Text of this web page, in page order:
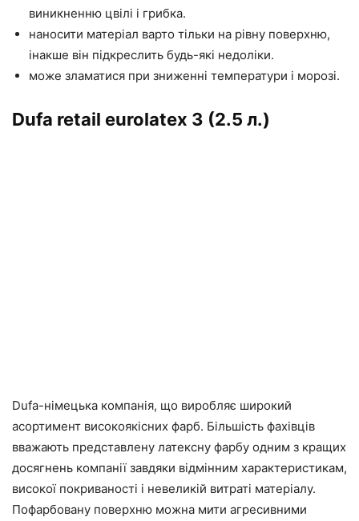
виникненню цвілі і грибка.
наносити матеріал варто тільки на рівну поверхню,
інакше він підкреслить будь-які недоліки.
може зламатися при зниженні температури і морозі.
Dufa retail eurolatex 3 (2.5 л.)
Dufa-німецька компанія, що виробляє широкий
асортимент високоякісних фарб. Більшість фахівців
вважають представлену латексну фарбу одним з кращих
досягнень компанії завдяки відмінним характеристикам,
високої покриваності і невеликій витраті матеріалу.
Пофарбовану поверхню можна мити агресивними